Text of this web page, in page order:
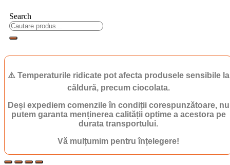
Search
⚠️ Temperaturile ridicate pot afecta produsele sensibile la
căldură, precum ciocolata.
Deși expediem comenzile în condiții corespunzătoare, nu
putem garanta menținerea calității optime a acestora pe
durata transportului.
Vă mulțumim pentru înțelegere!